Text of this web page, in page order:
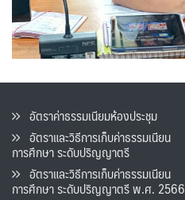
อัตราค่าธรรมเนียมห้องประชุม
อัตราและวิธีการเก็บค่าธรรมเนียน
การศึกษา ระดับปริญญาตรี
อัตราและวิธีการเก็บค่าธรรมเนียน
การศึกษา ระดับปริญญาตรี พ.ศ. 2566